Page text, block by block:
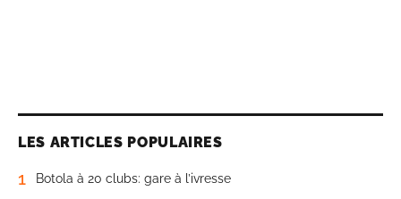
LES ARTICLES POPULAIRES
1 Botola à 20 clubs: gare à l’ivresse